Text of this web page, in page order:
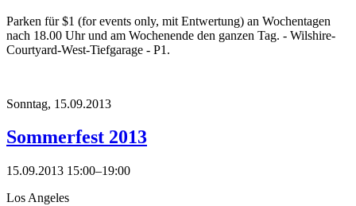
Parken für $1 (for events only, mit Entwertung) an Wochentagen
nach 18.00 Uhr und am Wochenende den ganzen Tag. - Wilshire-
Courtyard-West-Tiefgarage - P1.
Sonntag, 15.09.2013
Sommerfest 2013
15.09.2013 15:00–19:00
Los Angeles